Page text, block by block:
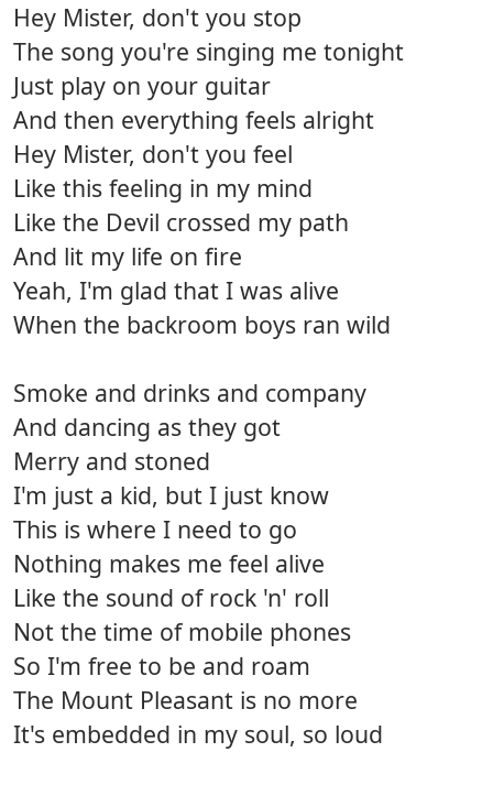
Hey Mister, don't you stop
The song you're singing me tonight
Just play on your guitar
And then everything feels alright
Hey Mister, don't you feel
Like this feeling in my mind
Like the Devil crossed my path
And lit my life on fire
Yeah, I'm glad that I was alive
When the backroom boys ran wild
Smoke and drinks and company
And dancing as they got
Merry and stoned
I'm just a kid, but I just know
This is where I need to go
Nothing makes me feel alive
Like the sound of rock 'n' roll
Not the time of mobile phones
So I'm free to be and roam
The Mount Pleasant is no more
It's embedded in my soul, so loud